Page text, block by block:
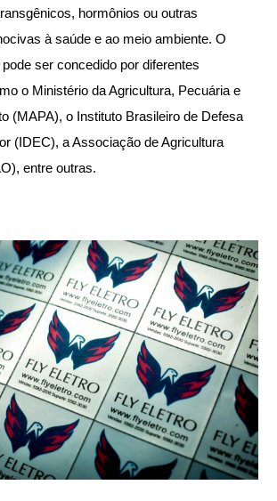
hormônios ou outras
à saúde e ao meio ambiente. O
ser concedido por diferentes
o Ministério da Agricultura, Pecuária e
(MAPA), o Instituto Brasileiro de Defesa
(IDEC), a Associação de Agricultura
entre outras.